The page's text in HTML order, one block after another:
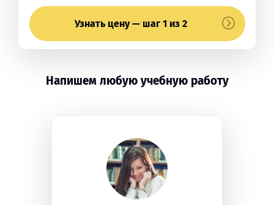
Узнать цену — шаг 1 из 2
Напишем любую учебную работу